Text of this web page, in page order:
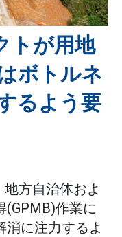
トが用地
ボトルネ
るよう要
方自治体およ
(GPMB)作業に
消に注力するよ